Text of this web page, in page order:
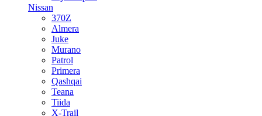
Nissan
370Z
Almera
Juke
Murano
Patrol
Primera
Qashqai
Teana
Tiida
X-Trail